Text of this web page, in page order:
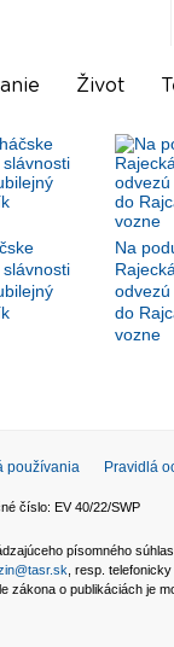
Život
Na
odvezú
do
vozne
používania Pravidlá
číslo: EV 40/22/SWP
písomného
, resp.
zákona o publikáciách je